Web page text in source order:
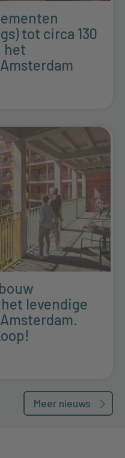
tot circa 130
het
levendige
Meer nieuws